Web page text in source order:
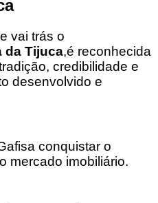
vai trás o
da Tijuca,é reconhecida
credibilidade e
desenvolvido e
conquistar o
mercado imobiliário.